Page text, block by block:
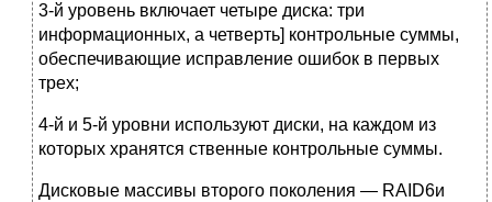
3-й уровень включает четыре диска: три
информационных, а четверть] контрольные суммы,
обеспечивающие исправление ошибок в первых
трех;
4-й и 5-й уровни используют диски, на каждом из
которых хранятся ственные контрольные суммы.
Дисковые массивы второго поколения — RAID6и